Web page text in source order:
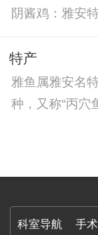
功能为一体，
是明星熊猫的
来的泰山；北
都成为了全世
阴酱鸡：雅安
特产
雅鱼属雅安名
种，又称“丙穴
科室导航 手